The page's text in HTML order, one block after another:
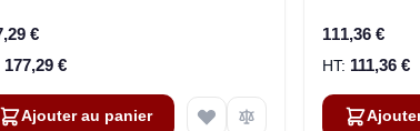
€
177,29 €
Ajouter au panier
111,36 €
111,36 €